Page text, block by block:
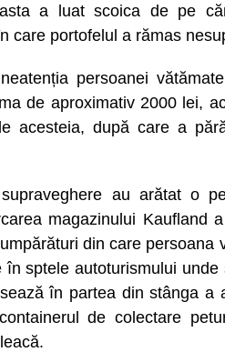
a luat scoica de pe
care portofelul a rămas
persoanei
de aproximativ 2000 lei,
acesteia, după care a
au arătat o
magazinului Kaufland
din care persoana
sptele autoturismului
în partea din stânga a
de colectare